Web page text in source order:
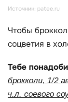
Источник: patee.ru
Чтобы
соцветия в
Тебе
брокколи, 1/2
ч.л. соевого